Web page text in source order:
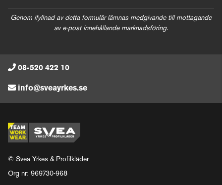
Genom ifyllnad av detta formulär lämnas medgivande till mottagande
av e-post innehållande marknadsföring.
08-520 422 10
info@sveayrkes.se
© Svea Yrkes & Profilkläder
Org nr: 969730-968